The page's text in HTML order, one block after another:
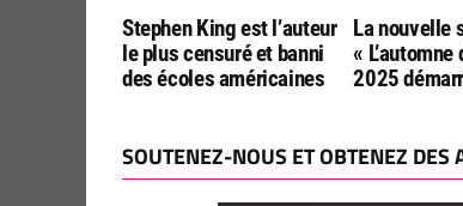
Stephen King est l’auteur
le plus censuré et banni
des écoles américaines
La nouvelle
«
2025
SOUTENEZ-NOUS ET OBTENEZ DES